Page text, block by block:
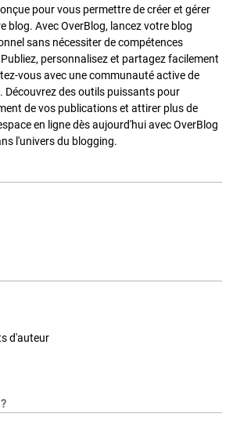
pour vous permettre de créer et gérer
blog. Avec OverBlog, lancez votre blog
sans nécessiter de compétences
personnalisez et partagez facilement
vous avec une communauté active de
Découvrez des outils puissants pour
de vos publications et attirer plus de
en ligne dès aujourd'hui avec OverBlog
l'univers du blogging.
d'auteur